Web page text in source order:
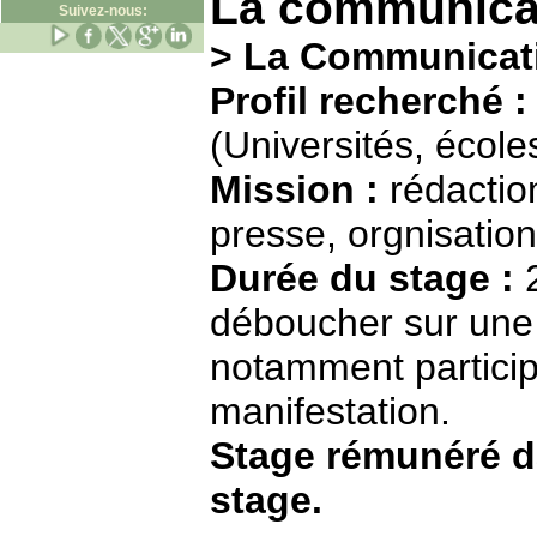
Suivez-nous:
> La
Profil recherché :
(Universités,
Mission :
presse,
Durée du stage :
déboucher sur
notamment
manifestation.
Stage rémunéré
stage.